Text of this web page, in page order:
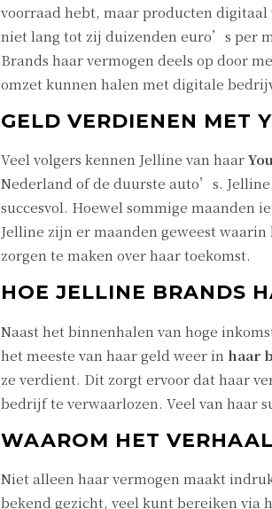
voorraad hebt, maar producten
niet lang tot zij duizenden euro’s per
Brands haar vermogen deels op door
omzet kunnen halen met digitale
GELD VERDIENEN MET
Veel volgers kennen Jelline van haar
Nederland of de duurste auto’s.
succesvol. Hoewel sommige maanden
Jelline zijn er maanden geweest
zorgen te maken over haar toekomst.
HOE JELLINE BRANDS
Naast het binnenhalen van hoge
het meeste van haar geld weer in haar
ze verdient. Dit zorgt ervoor dat haar
bedrijf te verwaarlozen. Veel van haar
WAAROM HET
Niet alleen haar vermogen maakt
bekend gezicht, veel kunt bereiken via